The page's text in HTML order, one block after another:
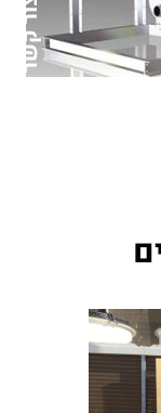
צור קשר